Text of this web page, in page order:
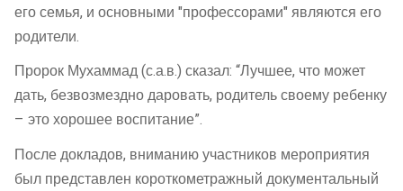
его семья, и основными "профессорами" являются его
родители.
Пророк Мухаммад (с.а.в.) сказал: “Лучшее, что может
дать, безвозмездно даровать, родитель своему ребенку
– это хорошее воспитание”.
После докладов, вниманию участников мероприятия
был представлен короткометражный документальный